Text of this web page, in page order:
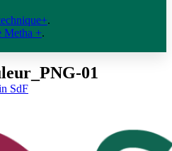
.
Metha +.
01
SdF